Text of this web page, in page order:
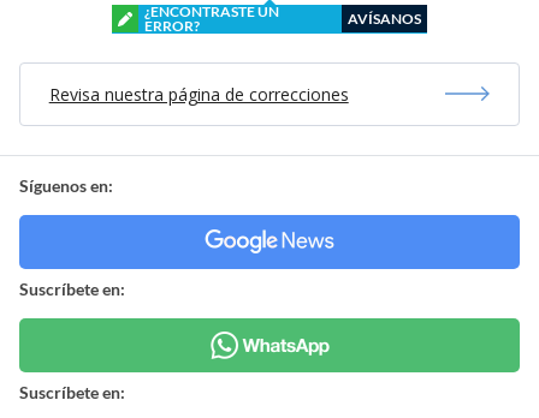
¿ENCONTRASTE UN
ERROR?
AVÍSANOS
Revisa nuestra página de correcciones
Síguenos en:
Suscríbete en:
Suscríbete en: